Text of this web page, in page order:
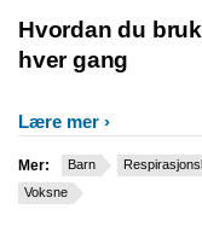
Hvordan du
hver gang
Lære mer
Mer: Barn
Voksne